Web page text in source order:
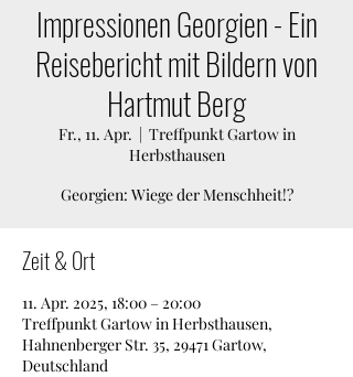
Impressionen Georgien - Ein
Reisebericht mit Bildern von
Hartmut Berg
Fr., 11. Apr.
  |
Treffpunkt Gartow in
Herbsthausen
Georgien: Wiege der Menschheit!?
Zeit & Ort
11. Apr. 2025, 18:00 – 20:00
Treffpunkt Gartow in Herbsthausen,
Hahnenberger Str. 35, 29471 Gartow,
Deutschland